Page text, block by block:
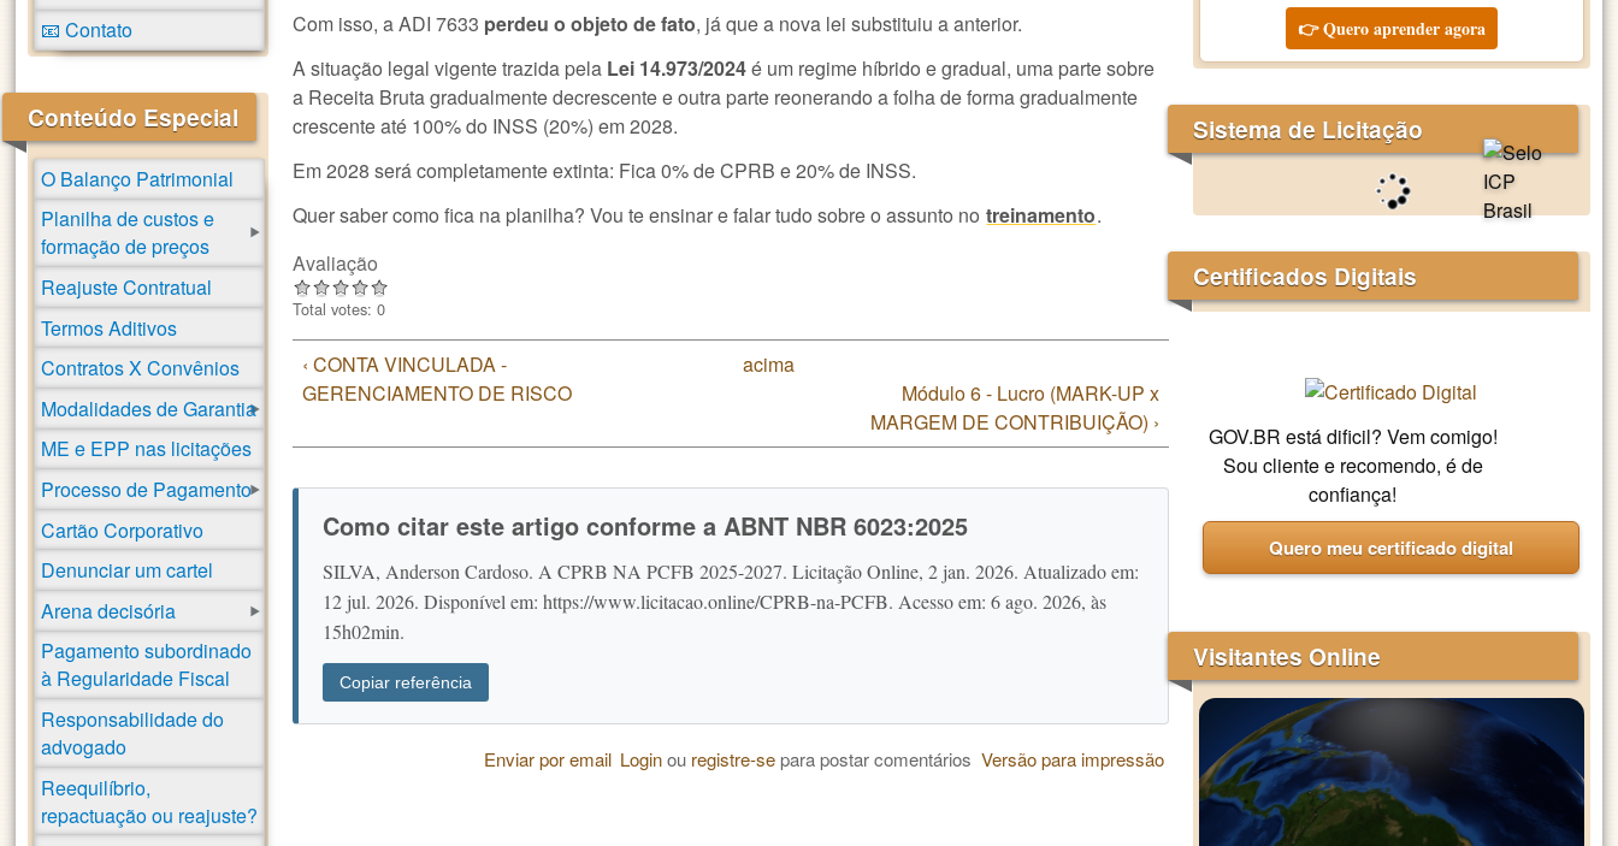
Com isso, a ADI 7633 perdeu o objeto de fato, já que a nova lei substituiu a anterior.
A situação legal vigente trazida pela Lei 14.973/2024é um regime híbrido e gradual, uma parte sobre
a Receita Bruta gradualmente decrescente e outra parte reonerando a folha de forma gradualmente
crescente até 100% do INSS (20%) em 2028.
Em 2028 será completamente extinta: Fica 0% de CPRB e 20% de INSS.
Quer saber como fica na planilha? Vou te ensinar e falar tudo sobre o assunto no treinamento.
Avaliação
Total votes: 0
‹ CONTA VINCULADA -
GERENCIAMENTO DE RISCO
acima
Módulo 6 - Lucro (MARK-UP x
MARGEM DE CONTRIBUIÇÃO) ›
Como citar este artigo conforme a ABNT NBR 6023:2025
SILVA, Anderson Cardoso. A CPRB NA PCFB 2025-2027. Licitação Online, 2 jan. 2026. Atualizado em:
12 jul. 2026. Disponível em: https://www.licitacao.online/CPRB-na-PCFB. Acesso em: 6 ago. 2026, às
15h02min.
Copiar referência
Versão para impressão
Loginou registre-separa postar comentários
Enviar por email
📧 Contato
Conteúdo Especial
O Balanço Patrimonial
Planilha de custos e
formação de preços
Reajuste Contratual
Termos Aditivos
Contratos X Convênios
Modalidades de Garantia
ME e EPP nas licitações
Processo de Pagamento
Cartão Corporativo
Denunciar um cartel
Arena decisória
Pagamento subordinado
à Regularidade Fiscal
Responsabilidade do
advogado
Reequilíbrio,
repactuação ou reajuste?
👉 Quero aprender agora
Sistema de Licitação
Certificados Digitais
GOV.BR está dificil? Vem comigo!
Sou cliente e recomendo, é de
confiança!
Quero meu certificado digital
Visitantes Online